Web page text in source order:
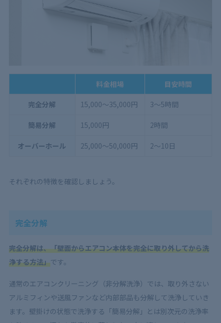
内部はカビが繁殖しやすい
エアコンの運転効率が下がる
料金相場 目安時間
完全分解 15,000〜35,000円 3〜5時間
簡易分解 15,000円 2時間
オーバーホール 25,000〜50,000円 2〜10日
それぞれの特徴を確認しましょう。
完全分解
完全分解は、「壁面からエアコン本体を完全に取り外してから洗
浄する方法」です。
通常のエアコンクリーニング（非分解洗浄）では、取り外さない
アルミフィンや送風ファンなど内部部品も分解して洗浄していき
ます。壁掛けの状態で洗浄する「簡易分解」とは別次元の洗浄率